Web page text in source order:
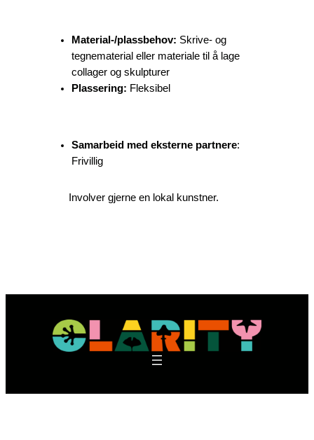
Material-/plassbehov: Skrive- og
tegnematerial eller materiale til å lage
collager og skulpturer
Plassering: Fleksibel
Samarbeid med eksterne partnere:
Frivillig
Involver gjerne en lokal kunstner.